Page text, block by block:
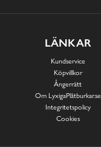
LÄNKAR
Kundservice
Köpvillkor
Ångerrätt
Om LyxigaPlåtburkar.se
Integritetspolicy
Cookies